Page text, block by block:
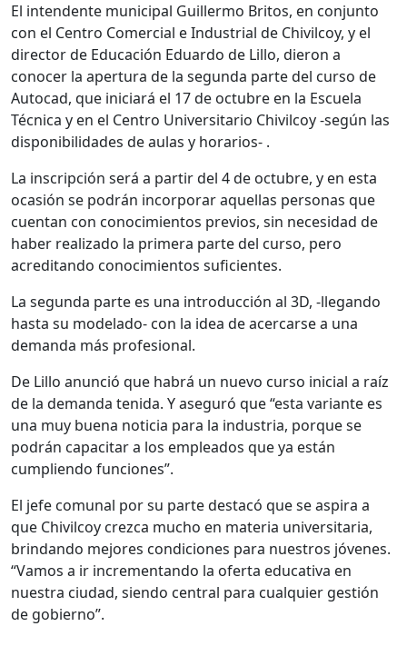
El intendente municipal Guillermo Britos, en conjunto
con el Centro Comercial e Industrial de Chivilcoy, y el
director de Educación Eduardo de Lillo, dieron a
conocer la apertura de la segunda parte del curso de
Autocad, que iniciará el 17 de octubre en la Escuela
Técnica y en el Centro Universitario Chivilcoy -según las
disponibilidades de aulas y horarios- .
La inscripción será a partir del 4 de octubre, y en esta
ocasión se podrán incorporar aquellas personas que
cuentan con conocimientos previos, sin necesidad de
haber realizado la primera parte del curso, pero
acreditando conocimientos suficientes.
La segunda parte es una introducción al 3D, -llegando
hasta su modelado- con la idea de acercarse a una
demanda más profesional.
De Lillo anunció que habrá un nuevo curso inicial a raíz
de la demanda tenida. Y aseguró que “esta variante es
una muy buena noticia para la industria, porque se
podrán capacitar a los empleados que ya están
cumpliendo funciones”.
El jefe comunal por su parte destacó que se aspira a
que Chivilcoy crezca mucho en materia universitaria,
brindando mejores condiciones para nuestros jóvenes.
“Vamos a ir incrementando la oferta educativa en
nuestra ciudad, siendo central para cualquier gestión
de gobierno”.